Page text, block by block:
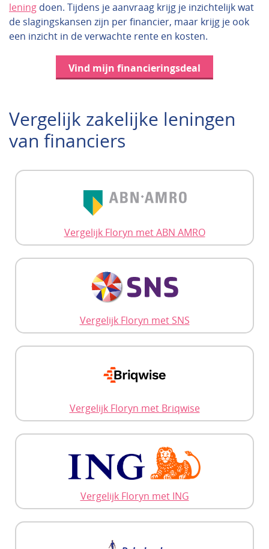
lening doen. Tijdens je aanvraag krijg je inzichtelijk wat
de slagingskansen zijn per financier, maar krijg je ook
een inzicht in de verwachte rente en kosten.
Vind mijn financieringsdeal
Vergelijk zakelijke leningen
van financiers
Vergelijk Floryn met ABN AMRO
Vergelijk Floryn met SNS
Vergelijk Floryn met Briqwise
Vergelijk Floryn met ING